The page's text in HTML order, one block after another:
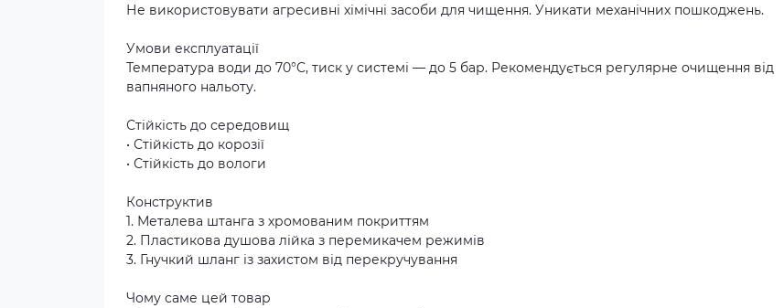
Не використовувати агресивні хімічні засоби для чищення. Уникати механічних пошкоджень.
Умови експлуатації
Температура води до 70°C, тиск у системі — до 5 бар. Рекомендується регулярне очищення від
вапняного нальоту.
Стійкість до середовищ
• Стійкість до корозії
• Стійкість до вологи
Конструктив
1. Металева штанга з хромованим покриттям
2. Пластикова душова лійка з перемикачем режимів
3. Гнучкий шланг із захистом від перекручування
Чому саме цей товар